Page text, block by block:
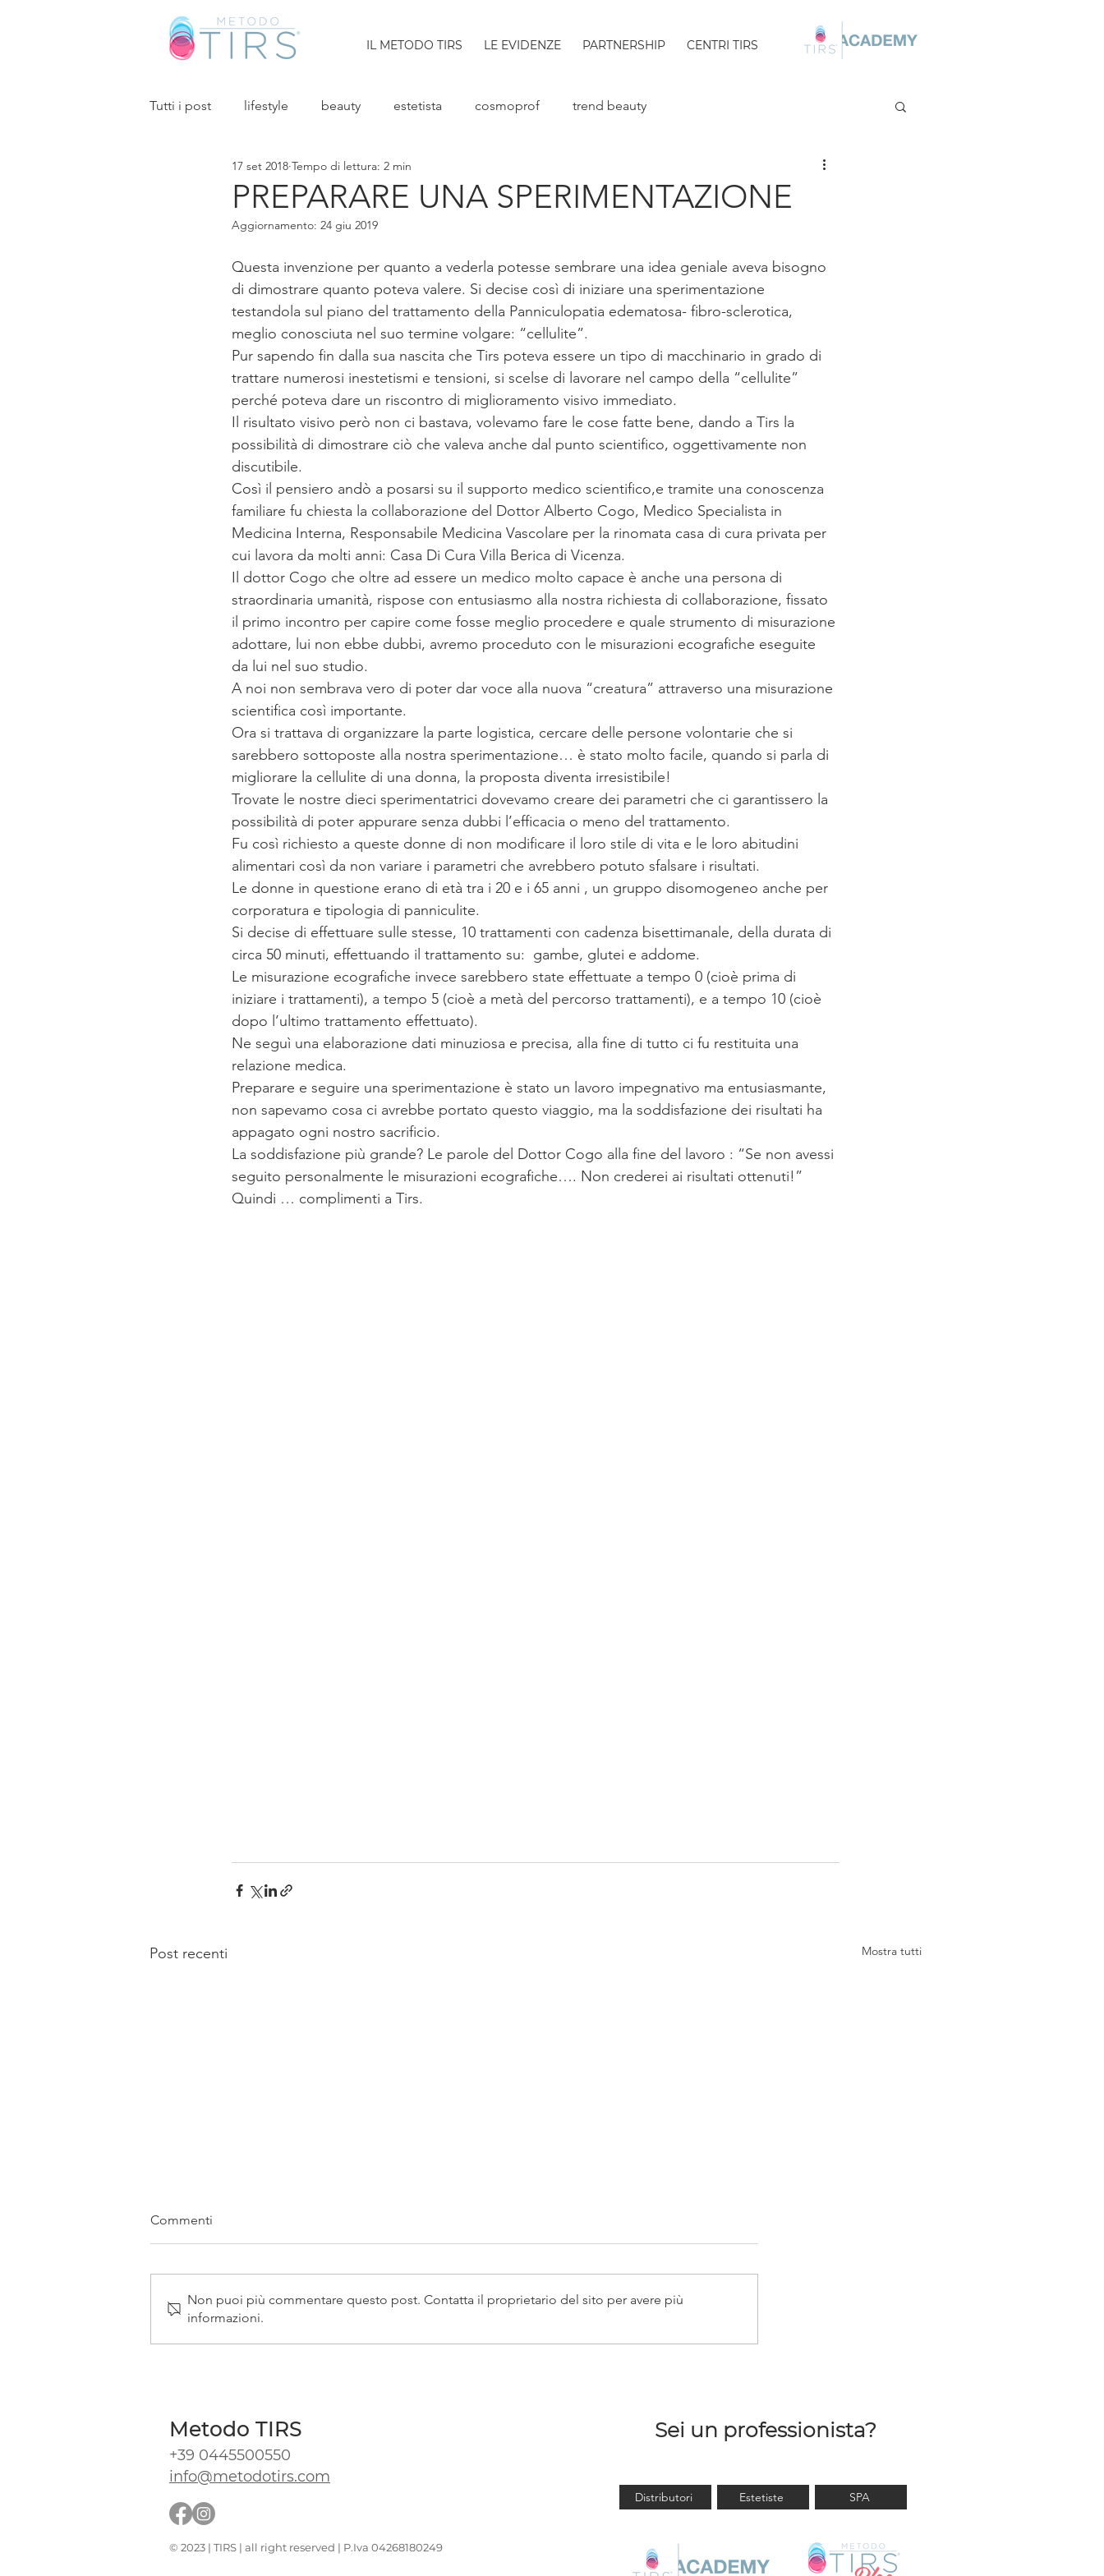
IL METODO TIRS LE EVIDENZE PARTNERSHIP CENTRI TIRS
Tutti i post lifestyle beauty estetista cosmoprof trend beauty
PREPARARE UNA SPERIMENTAZIONE
17 set 2018 Tempo di lettura: 2 min
Aggiornamento: 24 giu 2019
Questa invenzione per quanto a vederla potesse sembrare una idea geniale aveva bisogno
di dimostrare quanto poteva valere. Si decise così di iniziare una sperimentazione
testandola sul piano del trattamento della Panniculopatia edematosa- fibro-sclerotica,
meglio conosciuta nel suo termine volgare: “cellulite”.
Pur sapendo fin dalla sua nascita che Tirs poteva essere un tipo di macchinario in grado di
trattare numerosi inestetismi e tensioni, si scelse di lavorare nel campo della “cellulite”
perché poteva dare un riscontro di miglioramento visivo immediato.
Il risultato visivo però non ci bastava, volevamo fare le cose fatte bene, dando a Tirs la
possibilità di dimostrare ciò che valeva anche dal punto scientifico, oggettivamente non
discutibile.
Così il pensiero andò a posarsi su il supporto medico scientifico,e tramite una conoscenza
familiare fu chiesta la collaborazione del Dottor Alberto Cogo, Medico Specialista in
Medicina Interna, Responsabile Medicina Vascolare per la rinomata casa di cura privata per
cui lavora da molti anni: Casa Di Cura Villa Berica di Vicenza.
Il dottor Cogo che oltre ad essere un medico molto capace è anche una persona di
straordinaria umanità, rispose con entusiasmo alla nostra richiesta di collaborazione, fissato
il primo incontro per capire come fosse meglio procedere e quale strumento di misurazione
adottare, lui non ebbe dubbi, avremo proceduto con le misurazioni ecografiche eseguite
da lui nel suo studio.
A noi non sembrava vero di poter dar voce alla nuova “creatura” attraverso una misurazione
scientifica così importante.
Ora si trattava di organizzare la parte logistica, cercare delle persone volontarie che si
sarebbero sottoposte alla nostra sperimentazione… è stato molto facile, quando si parla di
migliorare la cellulite di una donna, la proposta diventa irresistibile!
Trovate le nostre dieci sperimentatrici dovevamo creare dei parametri che ci garantissero la
possibilità di poter appurare senza dubbi l’efficacia o meno del trattamento.
Fu così richiesto a queste donne di non modificare il loro stile di vita e le loro abitudini
alimentari così da non variare i parametri che avrebbero potuto sfalsare i risultati.
Le donne in questione erano di età tra i 20 e i 65 anni , un gruppo disomogeneo anche per
corporatura e tipologia di panniculite.
Si decise di effettuare sulle stesse, 10 trattamenti con cadenza bisettimanale, della durata di
circa 50 minuti, effettuando il trattamento su:  gambe, glutei e addome.
Le misurazione ecografiche invece sarebbero state effettuate a tempo 0 (cioè prima di
iniziare i trattamenti), a tempo 5 (cioè a metà del percorso trattamenti), e a tempo 10 (cioè
dopo l’ultimo trattamento effettuato).
Ne seguì una elaborazione dati minuziosa e precisa, alla fine di tutto ci fu restituita una
relazione medica.
Preparare e seguire una sperimentazione è stato un lavoro impegnativo ma entusiasmante,
non sapevamo cosa ci avrebbe portato questo viaggio, ma la soddisfazione dei risultati ha
appagato ogni nostro sacrificio.
La soddisfazione più grande? Le parole del Dottor Cogo alla fine del lavoro : “Se non avessi
seguito personalmente le misurazioni ecografiche…. Non crederei ai risultati ottenuti!”
Quindi … complimenti a Tirs.
Post recenti Mostra tutti
CELLULITE: facciamo
Commenti
Non puoi più commentare questo post. Contatta il proprietario del sito per avere più
informazioni.
Metodo TIRS
+39 0445500550
info@metodotirs.com
© 2023 | TIRS | all right reserved | P.Iva 04268180249
Sei un professionista?
Distributori Estetiste SPA